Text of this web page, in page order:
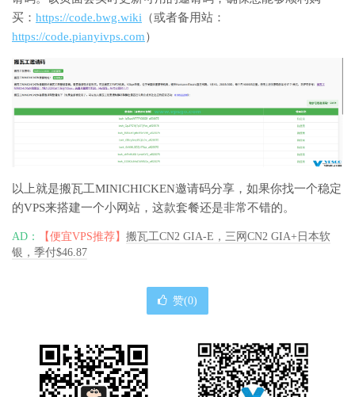
买： https://code.bwg.wiki （或者备用站：
https://code.pianyivps.com）
以上就是搬瓦工MINICHICKEN邀请码分享，如果你找一个稳定
的VPS来搭建一个小网站，这款套餐还是非常不错的。
AD： 【便宜VPS推荐】 搬瓦工CN2 GIA-E，三网CN2 GIA+日本软
银，季付$46.87
赞(0)